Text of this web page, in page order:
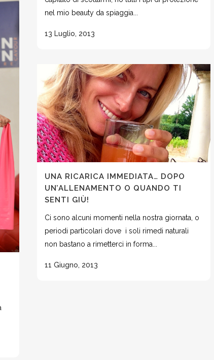
nel mio beauty da spiaggia...
13 Luglio, 2013
UNA RICARICA IMMEDIATA… DOPO
UN’ALLENAMENTO O QUANDO TI
SENTI GIÙ!
Ci sono alcuni momenti nella nostra giornata, o
periodi particolari dove i soli rimedi naturali
non bastano a rimetterci in forma...
11 Giugno, 2013